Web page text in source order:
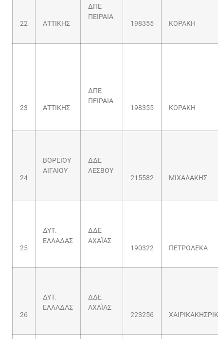
22 ΑΤΤΙΚΗΣ
ΔΠΕ
ΠΕΙΡΑΙΑ
198355
ΚΟΡΑΚΗ
23 ΑΤΤΙΚΗΣ
ΔΠΕ
ΠΕΙΡΑΙΑ
198355
ΚΟΡΑΚΗ
24
ΒΟΡΕΙΟΥ
ΑΙΓΑΙΟΥ
ΔΔΕ
ΛΕΣΒΟΥ
215582
ΜΙΧΑΛΑΚΗΣ
25
ΔΥΤ.
ΕΛΛΑΔΑΣ
ΔΔΕ
ΑΧΑΪΑΣ
190322
ΠΕΤΡΟΛΕΚΑ
26
ΔΥΤ.
ΕΛΛΑΔΑΣ
ΔΔΕ
ΑΧΑΪΑΣ
223256